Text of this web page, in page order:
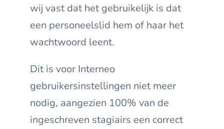
wij vast dat het gebruikelijk is dat
een personeelslid hem of haar het
wachtwoord leent.
Dit is voor Interneo
gebruikersinstellingen niet meer
nodig, aangezien 100% van de
ingeschreven stagiairs een correct